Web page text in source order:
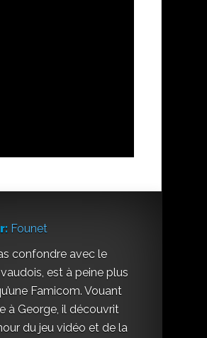
Founet
confondre avec le
est à peine plus
Famicom. Vouant
à George, il découvrit
du jeu vidéo et de la